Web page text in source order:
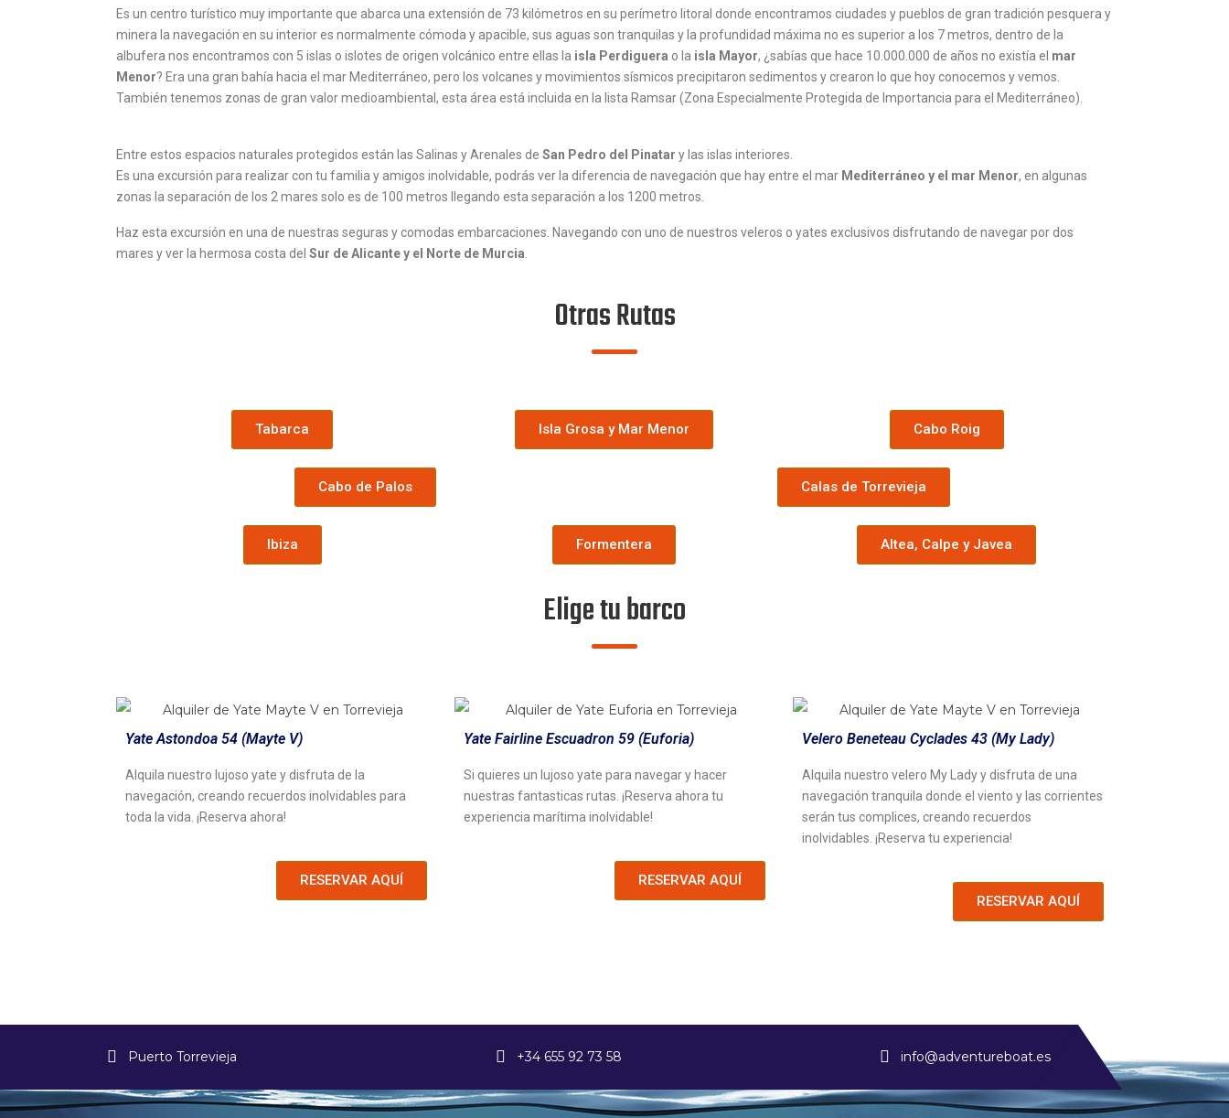
Es un centro turístico muy importante que abarca una extensión de 73 kilómetros en su perímetro litoral donde encontramos ciudades y pueblos de gran tradición pesquera y
minera la navegación en su interior es normalmente cómoda y apacible, sus aguas son tranquilas y la profundidad máxima no es superior a los 7 metros, dentro de la
albufera nos encontramos con 5 islas o islotes de origen volcánico entre ellas la isla Perdiguera o la isla Mayor, ¿sabías que hace 10.000.000 de años no existía el mar
Menor? Era una gran bahía hacia el mar Mediterráneo, pero los volcanes y movimientos sísmicos precipitaron sedimentos y crearon lo que hoy conocemos y vemos.
También tenemos zonas de gran valor medioambiental, esta área está incluida en la lista Ramsar (Zona Especialmente Protegida de Importancia para el Mediterráneo).
Entre estos espacios naturales protegidos están las Salinas y Arenales de San Pedro del Pinatar y las islas interiores.
Es una excursión para realizar con tu familia y amigos inolvidable, podrás ver la diferencia de navegación que hay entre el mar Mediterráneo y el mar Menor, en algunas
zonas la separación de los 2 mares solo es de 100 metros llegando esta separación a los 1200 metros.
Haz esta excursión en una de nuestras seguras y comodas embarcaciones. Navegando con uno de nuestros veleros o yates exclusivos disfrutando de navegar por dos
mares y ver la hermosa costa del Sur de Alicante y el Norte de Murcia.
Otras Rutas
Tabarca Isla Grosa y Mar Menor Cabo Roig
Cabo de Palos Calas de Torrevieja
Ibiza Formentera Altea, Calpe y Javea
Elige tu barco
Yate Astondoa 54 (Mayte V)
Alquila nuestro lujoso yate y disfruta de la
navegación, creando recuerdos inolvidables para
toda la vida. ¡Reserva ahora!
RESERVAR AQUÍ
Yate Fairline Escuadron 59 (Euforia)
Si quieres un lujoso yate para navegar y hacer
nuestras fantasticas rutas. ¡Reserva ahora tu
experiencia marítima inolvidable!
RESERVAR AQUÍ
Velero Beneteau Cyclades 43 (My Lady)
Alquila nuestro velero My Lady y disfruta de una
navegación tranquila donde el viento y las corrientes
serán tus complices, creando recuerdos
inolvidables. ¡Reserva tu experiencia!
RESERVAR AQUÍ
Puerto Torrevieja +34 655 92 73 58 info@adventureboat.es